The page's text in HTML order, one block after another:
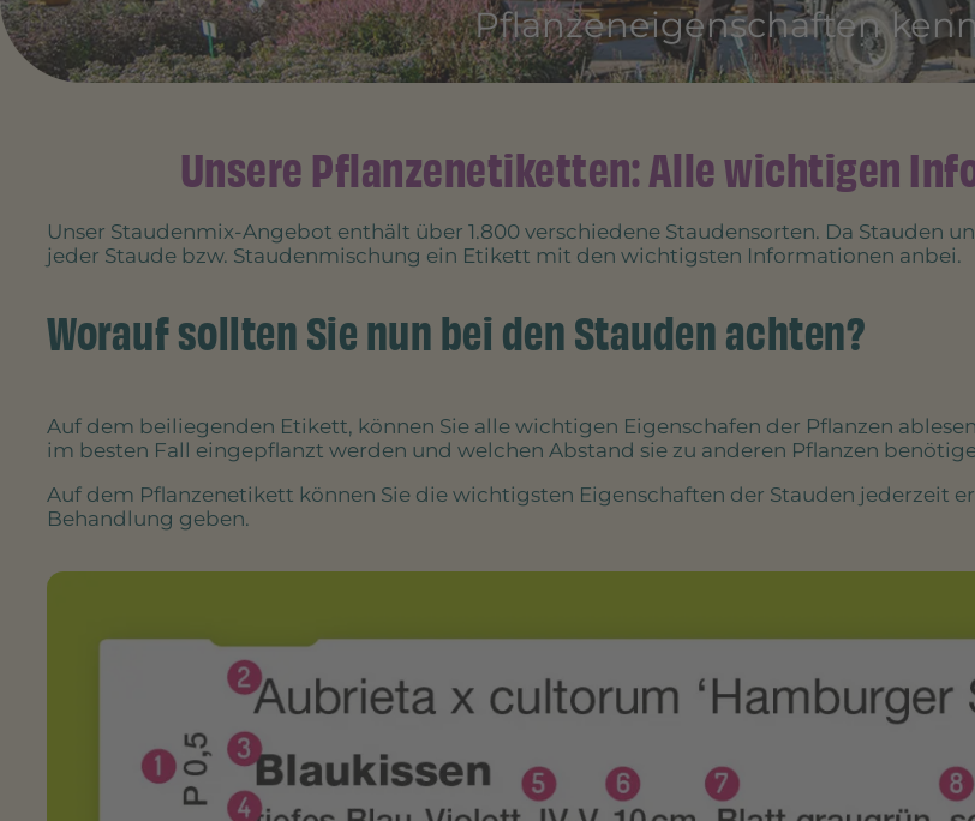
Pflanzeneigenschaften
Unsere Pflanzenetiketten: Alle wichtigen
Unser Staudenmix-Angebot enthält über 1.800 verschiedene Staudensorten. Da Stauden
jeder Staude bzw. Staudenmischung ein Etikett mit den wichtigsten Informationen anbei.
Worauf sollten Sie nun bei den Stauden achten?
Auf dem beiliegenden Etikett, können Sie alle wichtigen Eigenschafen der Pflanzen
im besten Fall eingepflanzt werden und welchen Abstand sie zu anderen Pflanzen
Auf dem Pflanzenetikett können Sie die wichtigsten Eigenschaften der Stauden jederzeit
Behandlung geben.